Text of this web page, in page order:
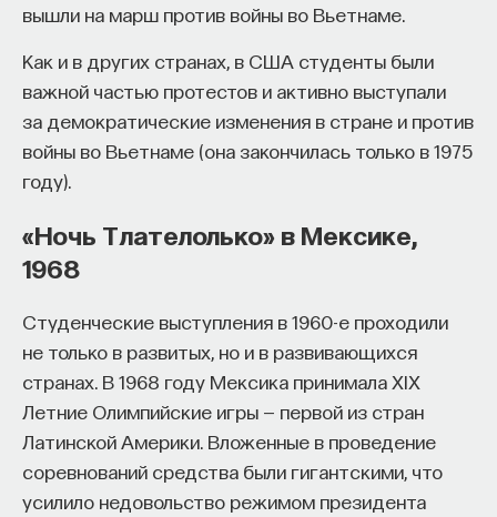
вышли на марш против войны во Вьетнаме.
Как и в других странах, в США студенты были
важной частью протестов и активно выступали
за демократические изменения в стране и против
войны во Вьетнаме (она закончилась только в 1975
году).
«Ночь Тлателолько» в Мексике,
1968
Студенческие выступления в 1960-е проходили
не только в развитых, но и в развивающихся
странах. В 1968 году Мексика принимала XIX
Летние Олимпийские игры — первой из стран
Латинской Америки. Вложенные в проведение
соревнований средства были гигантскими, что
усилило недовольство режимом президента